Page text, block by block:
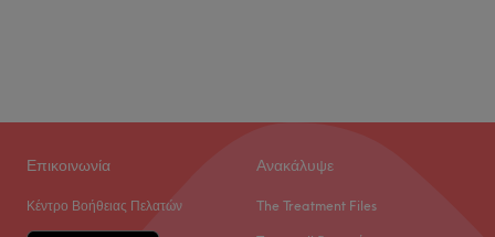
Επικοινωνία
Κέντρο Βοήθειας Πελατών
Ανακάλυψε
The Treatment Files